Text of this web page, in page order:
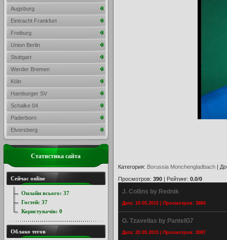
Категория: Borussia Monchengladbach |
Просмотров: 390 | Рейтинг: 0.0/0
J. Collins by Rednik
Дата: 10.05.2015 | Просмотров: 3860
G. Tzavellas by PantelG7
Дата: 20.05.2015 | Просмотров: 3087
Augsburg
Eintracht Frankfurt
Freiburg
Union Berlin
Stuttgart
Werder Bremen
Köln
Hamburger SV
Schalke 04
Paderborn
Elversberg
Статистика сайта
Сейчас online
Онлайн всього: 37
Гостей: 37
Користувачів: 0
Облако тегов